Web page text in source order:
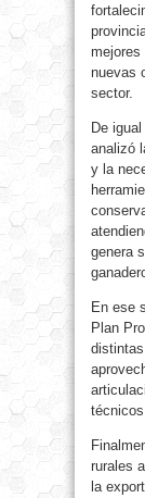
mejores
nuevas
sector.
De
analizó
y la
genera
En ese
Plan
rurales
la